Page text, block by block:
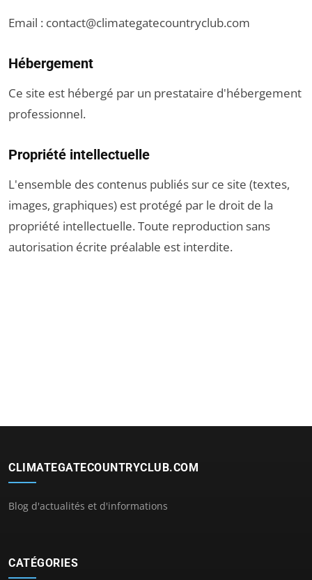
Email : contact@climategatecountryclub.com
Hébergement
Ce site est hébergé par un prestataire d'hébergement
professionnel.
Propriété intellectuelle
L'ensemble des contenus publiés sur ce site (textes,
images, graphiques) est protégé par le droit de la
propriété intellectuelle. Toute reproduction sans
autorisation écrite préalable est interdite.
CLIMATEGATECOUNTRYCLUB.COM
Blog d'actualités et d'informations
CATÉGORIES